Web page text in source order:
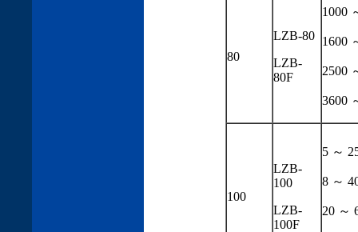
80
LZB-80
LZB-
80F
1000
1600
2500
3600
100
LZB-
100
LZB-
100F
5 ～
8 ～
20 ～